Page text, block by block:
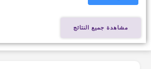
مشاهدة جميع النتائج